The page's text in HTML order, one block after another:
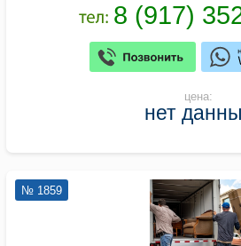
цена:
нет
№ 1859